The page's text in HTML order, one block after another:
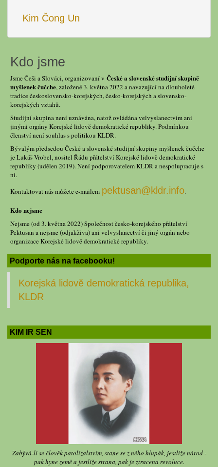
Kim Čong Un
Kdo jsme
Jsme Češi a Slováci, organizovaní v České a slovenské studijní skupině
myšlenek čučche, založené 3. května 2022 a navazující na dlouholeté
tradice československo-korejských, česko-korejských a slovensko-
korejských vztahů.
Studijní skupina není uznávána, natož ovládána velvyslanectvím ani
jinými orgány Korejské lidově demokratické republiky. Podmínkou
členství není souhlas s politikou KLDR.
Bývalým předsedou České a slovenské studijní skupiny myšlenek čučche
je Lukáš Vrobel, nositel Řádu přátelství Korejské lidově demokratické
republiky (udělen 2019). Není podporovatelem KLDR a nespolupracuje s
ní.
Kontaktovat nás můžete e-mailem pektusan@kldr.info.
Kdo nejsme
Nejsme (od 3. května 2022) Společnost česko-korejského přátelství
Pektusan a nejsme (odjakživa) ani velvyslanectví či jiný orgán nebo
organizace Korejské lidově demokratické republiky.
Podporte nás na facebooku!
Korejská lidově demokratická republika,
KLDR
KIM IR SEN
Zabývá-li se člověk patolízalstvím, stane se z něho hlupák, jestliže národ -
pak hyne země a jestliže strana, pak je ztracena revoluce.